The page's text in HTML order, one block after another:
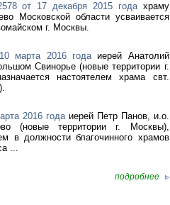
от 17 декабря 2015 годахраму
Московской области усваивается
г. Москвы.
марта 2016 годаиерей Анатолий
Свинорье (новые территории г.
настоятелем храма свт.
2016 годаиерей Петр Панов, и.о.
(новые территории г. Москвы),
в должности благочинного храмов
...
подробнее